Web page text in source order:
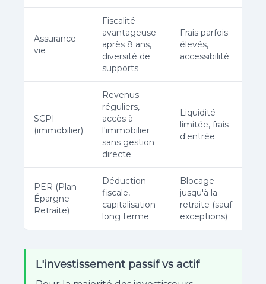
Assurance-
vie
Fiscalité
avantageuse
après 8 ans,
diversité de
supports
Frais parfois
élevés,
accessibilité
SCPI
(immobilier)
Revenus
réguliers,
accès à
l'immobilier
sans gestion
directe
Liquidité
limitée, frais
d'entrée
PER (Plan
Épargne
Retraite)
Déduction
fiscale,
capitalisation
long terme
Blocage
jusqu'à la
retraite (sauf
exceptions)
L'investissement passif vs actif